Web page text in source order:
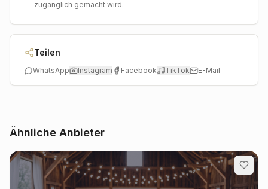
zugänglich gemacht wird.
Teilen
WhatsApp Instagram Facebook TikTok E-Mail
Ähnliche Anbieter